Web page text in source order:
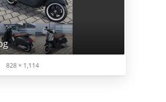
828 × 1,114